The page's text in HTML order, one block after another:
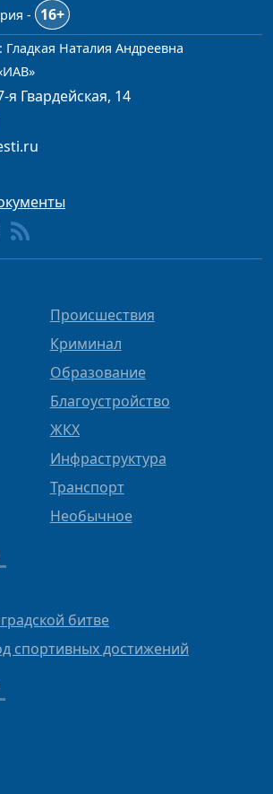
-
16+
Наталия Андреевна
я Гвардейская, 14
Происшествия
Криминал
Образование
Благоустройство
ЖКХ
Инфраструктура
Транспорт
Необычное
битве
спортивных достижений